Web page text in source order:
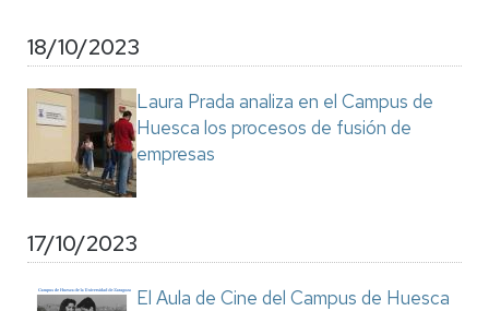
18/10/2023
Laura Prada analiza en el Campus de
Huesca los procesos de fusión de
empresas
17/10/2023
El Aula de Cine del Campus de Huesca